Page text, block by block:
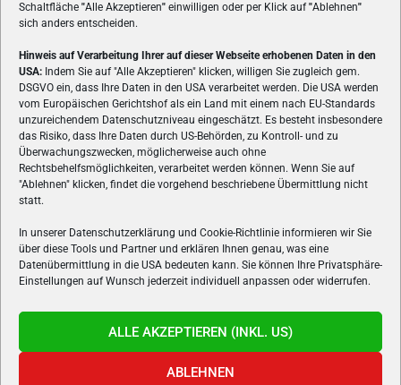
Schaltfläche "Alle Akzeptieren" einwilligen oder per Klick auf"Ablehnen"
sich anders entscheiden.
Hinweis auf Verarbeitung Ihrer auf dieser Webseite erhobenen Daten in den
USA: Indem Sie auf "Alle Akzeptieren" klicken, willigen Sie zugleich gem.
DSGVO ein, dass Ihre Daten in den USA verarbeitet werden. Die USA werden
vom Europäischen Gerichtshof als ein Land mit einem nach EU-Standards
unzureichendem Datenschutzniveau eingeschätzt. Es besteht insbesondere
das Risiko, dass Ihre Daten durch US-Behörden, zu Kontroll- und zu
Überwachungszwecken, möglicherweise auch ohne
Rechtsbehelfsmöglichkeiten, verarbeitet werden können. Wenn Sie auf
"Ablehnen" klicken, findet die vorgehend beschriebene Übermittlung nicht
statt.
In unserer Datenschutzerklärung und Cookie-Richtlinie informieren wir Sie
über diese Tools und Partner und erklären Ihnen genau, was eine
Datenübermittlung in die USA bedeuten kann. Sie können Ihre Privatsphäre-
Einstellungen auf Wunsch jederzeit individuell anpassen oder widerrufen.
ALLE AKZEPTIEREN (INKL. US)
ABLEHNEN
ÜBER UNS
VON GAMERN, FÜR GAMER! Gamers.at ist das älteste Online-
Spielemagazin Österreichs und bringt täglich aktuelle News,
Reviews und Videos zu PC- und Konsolenspielen, Gaming-
Hardware und aus der Welt des e-Sport's.
FOLGE UNS